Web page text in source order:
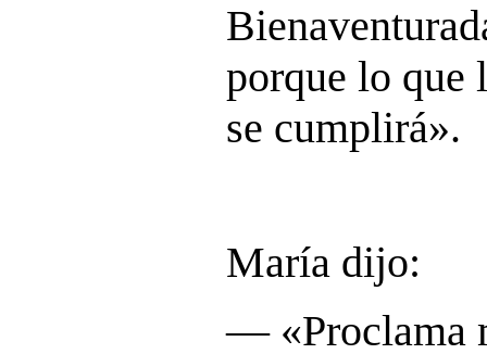
porque lo que
se cumplirá».
María dijo:
― «Proclama